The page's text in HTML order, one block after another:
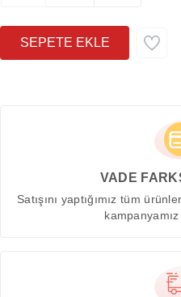
VADE
Satışını yaptığımız tüm